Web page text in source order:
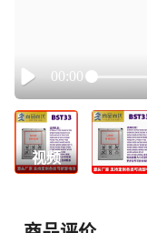
Play
00:00
视频